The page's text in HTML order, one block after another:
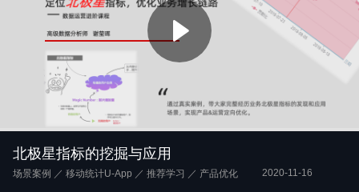
北极星指标的挖掘与应用
场景案例 ／ 移动统计U-App ／ 推荐学习 ／ 产品优化 2020-11-16